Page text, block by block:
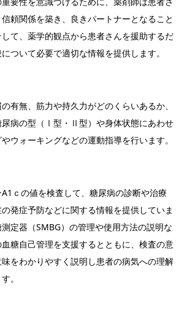
頼関係を築き、良きパートナーとなること
て、薬学的観点から患者さんを援助するだ
ついて必要で適切な情報を提供します。
有無、筋力や持久力がどのくらいあるか、
尿病の型（Ⅰ型・Ⅱ型）や身体状態にあわせ
ウォーキングなどの運動指導を行います。
ｃの値を検査して、糖尿病の診断や治療
発症予防などに関する情報を提供していま
定器（SMBG）の管理や使用方法の説明な
糖自己管理を支援するとともに、検査の意
をわかりやすく説明し患者の病気への理解
。